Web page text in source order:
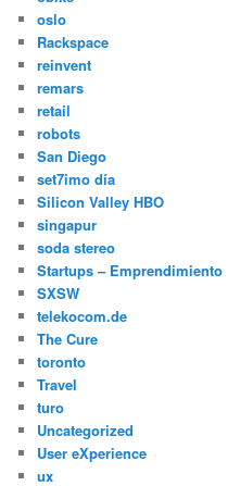
oslo
Rackspace
reinvent
remars
retail
robots
San Diego
set7imo día
Silicon Valley HBO
singapur
soda stereo
Startups – Emprendimiento
SXSW
telekocom.de
The Cure
toronto
Travel
turo
Uncategorized
User eXperience
ux